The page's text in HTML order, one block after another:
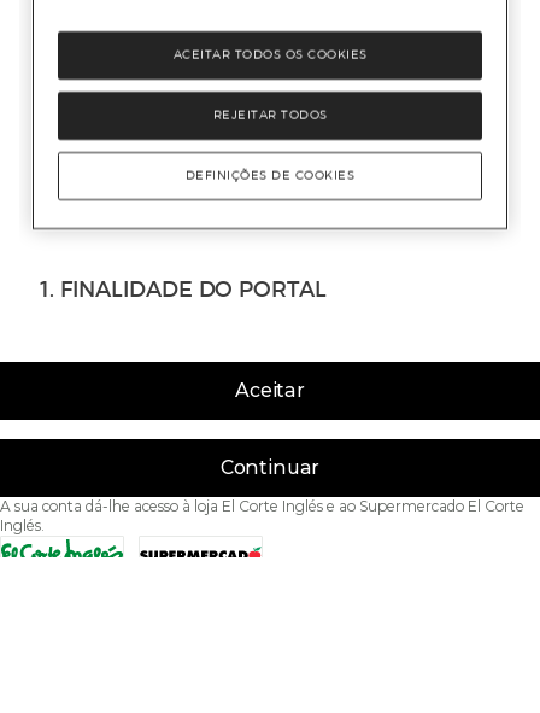
Aceitar
Continuar
A sua conta dá-lhe acesso à loja El Corte Inglés e ao Supermercado El Corte
Inglés.